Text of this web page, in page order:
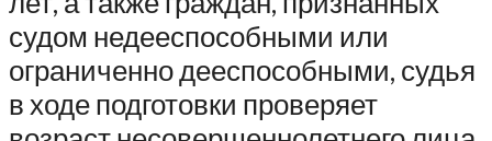
судом недееспособными или
ограниченно дееспособными, судья
в ходе подготовки проверяет